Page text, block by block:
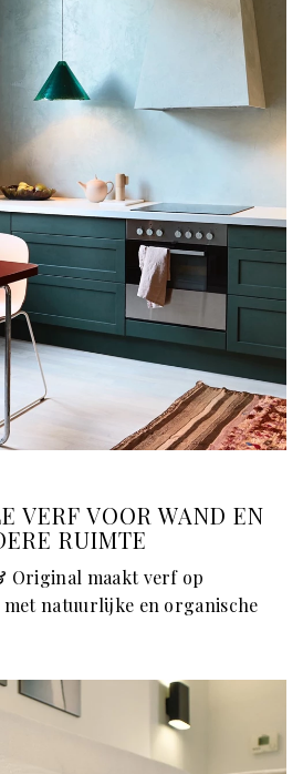
VERF VOOR WAND EN
RUIMTE
Original maakt verf op
natuurlijke en organische